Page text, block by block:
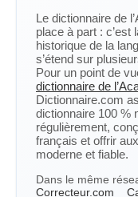
Le dictionnaire de
place à part : c’est
historique de la
s’étend sur
Pour un point de
dictionnaire de
Dictionnaire.com
dictionnaire 100 %
régulièrement,
français et offrir
moderne et fiable.
Dans le même
Correcteur.com